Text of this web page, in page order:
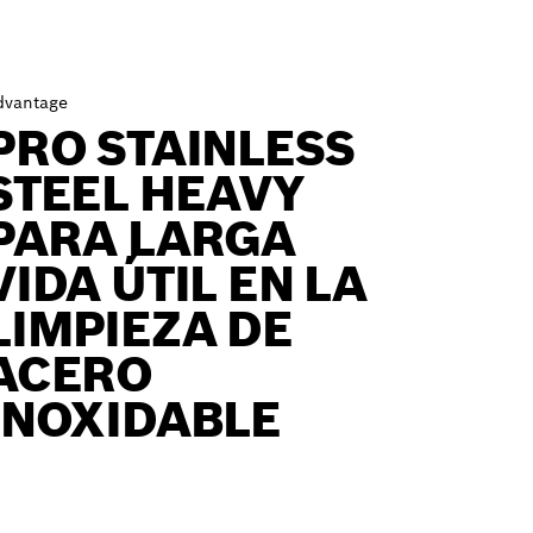
STAINLESS
HEAVY
LARGA
ÚTIL EN LA
DE